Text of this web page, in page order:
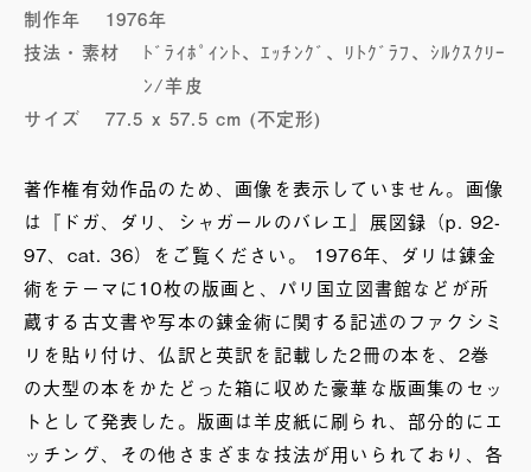
制作年
1976年
技法・素材
ﾄﾞﾗｲﾎﾟｲﾝﾄ、ｴｯﾁﾝｸﾞ、ﾘﾄｸﾞﾗﾌ、ｼﾙｸｽｸﾘｰ
ﾝ/羊皮
サイズ
77.5 x 57.5 cm (不定形)
著作権有効作品のため、画像を表示していません。画像
は『ドガ、ダリ、シャガールのバレエ』展図録（p. 92-
97、cat. 36）をご覧ください。 1976年、ダリは錬金
術をテーマに10枚の版画と、パリ国立図書館などが所
蔵する古文書や写本の錬金術に関する記述のファクシミ
リを貼り付け、仏訳と英訳を記載した2冊の本を、2巻
の大型の本をかたどった箱に収めた豪華な版画集のセッ
トとして発表した。版画は羊皮紙に刷られ、部分的にエ
ッチング、その他さまざまな技法が用いられており、各